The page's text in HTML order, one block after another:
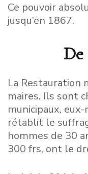
Ce pouvoir
jusqu’en 1867.
De
La Restauration
maires. Ils sont
municipaux,
rétablit le
hommes de 30
300 frs, ont le